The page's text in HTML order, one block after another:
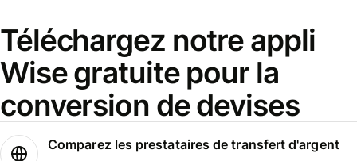
Téléchargez notre appli
Wise gratuite pour la
conversion de devises
Comparez les prestataires de transfert d'argent